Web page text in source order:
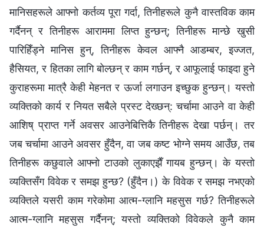
मानिसहरूले आफ्नो कर्तव्य पूरा गर्दा, तिनीहरूले कुनै वास्तविक काम
गर्दैनन् र तिनीहरू आराममा लिप्त हुन्छन्; तिनीहरू मान्छे खुसी
पारिहिँड्ने मानिस हुन्, तिनीहरू केवल आफ्नै आडम्बर, इज्जत,
हैसियत, र हितका लागि बोल्छन् र काम गर्छन्, र आफूलाई फाइदा हुने
कुराहरूमा मात्रै केही मेहनत र ऊर्जा लगाउन इच्छुक हुन्छन्। यस्तो
व्यक्तिको कार्य र नियत सबैले प्रस्ट देख्छन्: चर्चामा आउने वा केही
आशिष्‌ प्राप्त गर्ने अवसर आउनेबित्तिकै तिनीहरू देखा पर्छन्। तर
जब चर्चामा आउने अवसर हुँदैन, वा जब कष्ट भोग्ने समय आउँछ, तब
तिनीहरू कछुवाले आफ्नो टाउको लुकाएझैँ गायब हुन्छन्। के यस्तो
व्यक्तिसँग विवेक र समझ हुन्छ? (हुँदैन।) के विवेक र समझ नभएको
व्यक्तिले यसरी काम गरेकोमा आत्म-ग्लानि महसुस गर्छ? तिनीहरूले
आत्म-ग्लानि महसुस गर्दैनन्; यस्तो व्यक्तिको विवेकले कुनै काम